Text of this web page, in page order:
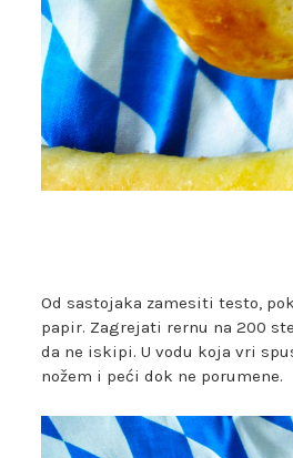
Od sastojaka zamesiti testo,
papir. Zagrejati rernu na 200
da ne iskipi. U vodu koja vri
nožem i peći dok ne porumene.